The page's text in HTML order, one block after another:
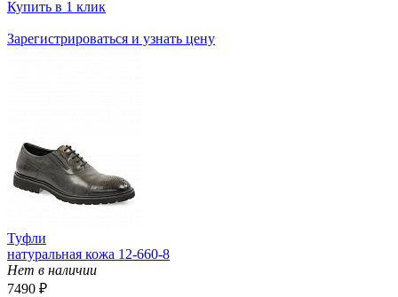
Купить в 1 клик
Зарегистрироваться и узнать цену
Туфли
натуральная кожа 12-660-8
Нет в наличии
7490 ₽